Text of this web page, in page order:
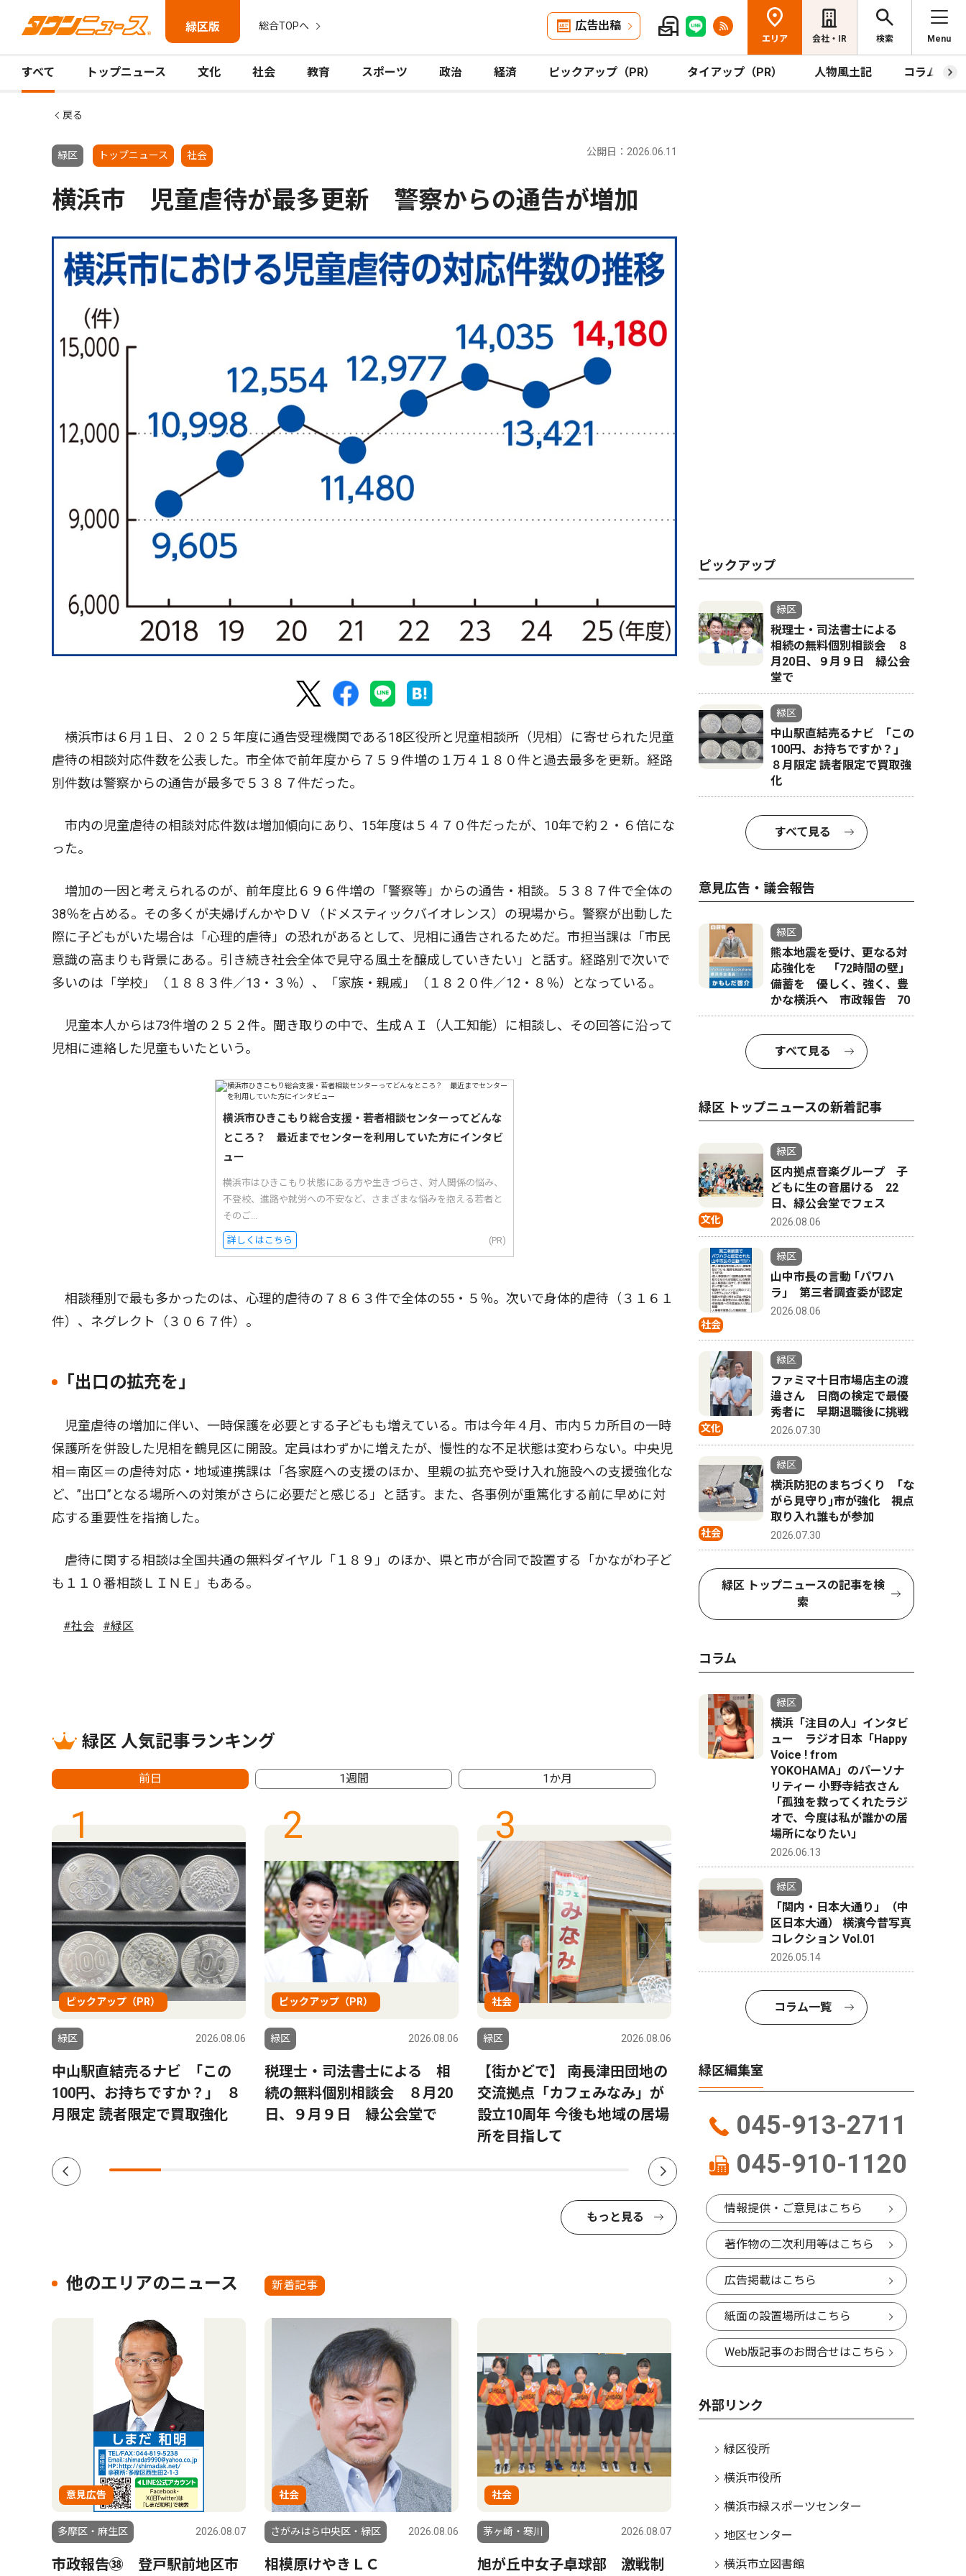
緑区版 総合TOPへ 広告出稿
エリア 会社・IR 検索 Menu
すべて トップニュース 文化 社会 教育 スポーツ 政治 経済 ピックアップ（PR） タイアップ（PR） 人物風土記 コラム
戻る
緑区 トップニュース 社会 公開日：2026.06.11
横浜市 児童虐待が最多更新 警察からの通告が増加
横浜市は６月１日、２０２５年度に通告受理機関である18区役所と児童相談所（児相）に寄せられた児童
虐待の相談対応件数を公表した。市全体で前年度から７５９件増の１万４１８０件と過去最多を更新。経路
別件数は警察からの通告が最多で５３８７件だった。
市内の児童虐待の相談対応件数は増加傾向にあり、15年度は５４７０件だったが、10年で約２・６倍にな
った。
増加の一因と考えられるのが、前年度比６９６件増の「警察等」からの通告・相談。５３８７件で全体の
38％を占める。その多くが夫婦げんかやＤＶ（ドメスティックバイオレンス）の現場から。警察が出動した
際に子どもがいた場合は「心理的虐待」の恐れがあるとして、児相に通告されるためだ。市担当課は「市民
意識の高まりも背景にある。引き続き社会全体で見守る風土を醸成していきたい」と話す。経路別で次いで
多いのは「学校」（１８８３件／13・３％）、「家族・親戚」（１８２０件／12・８％）となっている。
児童本人からは73件増の２５２件。聞き取りの中で、生成ＡＩ（人工知能）に相談し、その回答に沿って
児相に連絡した児童もいたという。
横浜市ひきこもり総合支援・若者相談センターってどんな
ところ？ 最近までセンターを利用していた方にインタビ
ュー
横浜市はひきこもり状態にある方や生きづらさ、対人関係の悩み、
不登校、進路や就労への不安など、さまざまな悩みを抱える若者と
そのご...
詳しくはこちら (PR)
相談種別で最も多かったのは、心理的虐待の７８６３件で全体の55・５％。次いで身体的虐待（３１６１
件）、ネグレクト（３０６７件）。
｢出口の拡充を｣
児童虐待の増加に伴い、一時保護を必要とする子どもも増えている。市は今年４月、市内５カ所目の一時
保護所を併設した児相を鶴見区に開設。定員はわずかに増えたが、慢性的な不足状態は変わらない。中央児
相＝南区＝の虐待対応・地域連携課は「各家庭への支援のほか、里親の拡充や受け入れ施設への支援強化な
ど、”出口”となる場所への対策がさらに必要だと感じる」と話す。また、各事例が重篤化する前に早めに対
応する重要性を指摘した。
虐待に関する相談は全国共通の無料ダイヤル「１８９」のほか、県と市が合同で設置する「かながわ子ど
も１１０番相談ＬＩＮＥ」もある。
#社会 #緑区
緑区 人気記事ランキング
前日 1週間 1か月
1
ピックアップ（PR）
緑区 2026.08.06
中山駅直結売るナビ ｢この
100円、お持ちですか？｣ ８
月限定 読者限定で買取強化
2
ピックアップ（PR）
緑区 2026.08.06
税理士・司法書士による 相
続の無料個別相談会 ８月20
日、９月９日 緑公会堂で
3
社会
緑区 2026.08.06
【街かどで】 南長津田団地の
交流拠点「カフェみなみ」が
設立10周年 今後も地域の居場
所を目指して
人物風土記
8月22日に緑公会堂で開催さ
れる「よこはまみらいフェ
ス」を企画した 二宮 明さ
ん 中山在住 48歳
落語会
もっと見る
他のエリアのニュース 新着記事
意見広告
多摩区・麻生区 2026.08.07
市政報告㊳ 登戸駅前地区市
社会
さがみはら中央区・緑区 2026.08.06
相模原けやきＬＣ
社会
茅ヶ崎・寒川 2026.08.07
旭が丘中女子卓球部 激戦制
ピックアップ
緑区
税理士・司法書士による
相続の無料個別相談会 ８
月20日、９月９日 緑公会
堂で
緑区
中山駅直結売るナビ ｢この
100円、お持ちですか？｣
８月限定 読者限定で買取強
化
すべて見る
意見広告・議会報告
緑区
熊本地震を受け、更なる対
応強化を 「72時間の壁」
備蓄を 優しく、強く、豊
かな横浜へ 市政報告 70
すべて見る
緑区 トップニュースの新着記事
文化
緑区
区内拠点音楽グループ 子
どもに生の音届ける 22
日、緑公会堂でフェス
2026.08.06
社会
緑区
山中市長の言動 ｢パワハ
ラ｣ 第三者調査委が認定
2026.08.06
文化
緑区
ファミマ十日市場店主の渡
邉さん 日商の検定で最優
秀者に 早期退職後に挑戦
2026.07.30
社会
緑区
横浜防犯のまちづくり ｢な
がら見守り｣市が強化 視点
取り入れ誰もが参加
2026.07.30
緑区 トップニュースの記事を検
索
コラム
緑区
横浜「注目の人」インタビ
ュー ラジオ日本「Happy
Voice ! from
YOKOHAMA」のパーソナ
リティー 小野寺結衣さん
「孤独を救ってくれたラジ
オで、今度は私が誰かの居
場所になりたい」
2026.06.13
緑区
「関内・日本大通り」（中
区日本大通） 横濱今昔写真
コレクション Vol.01
2026.05.14
コラム一覧
緑区編集室
045-913-2711
045-910-1120
情報提供・ご意見はこちら
著作物の二次利用等はこちら
広告掲載はこちら
紙面の設置場所はこちら
Web版記事のお問合せはこちら
外部リンク
緑区役所
横浜市役所
横浜市緑スポーツセンター
地区センター
横浜市立図書館